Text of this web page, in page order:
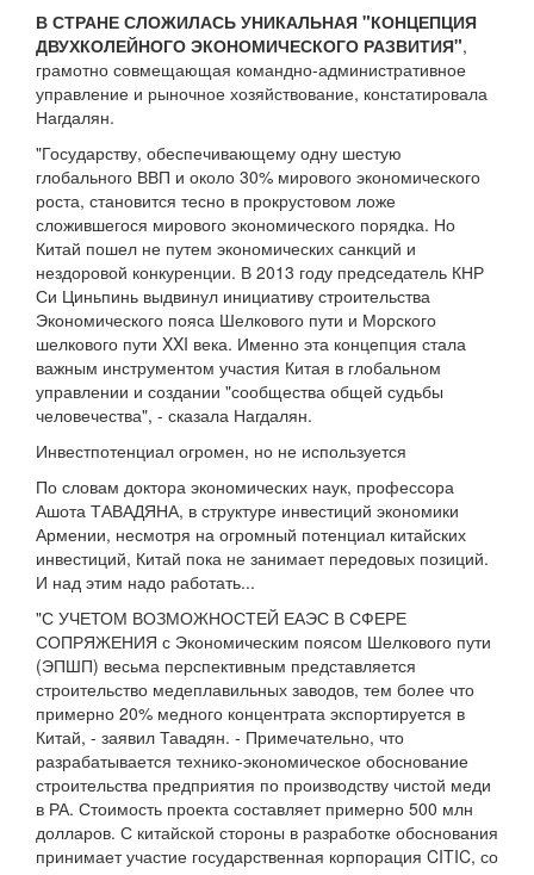
В СТРАНЕ СЛОЖИЛАСЬ УНИКАЛЬНАЯ "КОНЦЕПЦИЯ
ДВУХКОЛЕЙНОГО ЭКОНОМИЧЕСКОГО РАЗВИТИЯ",
грамотно совмещающая командно-административное
управление и рыночное хозяйствование, констатировала
Нагдалян.
"Государству, обеспечивающему одну шестую
глобального ВВП и около 30% мирового экономического
роста, становится тесно в прокрустовом ложе
сложившегося мирового экономического порядка. Но
Китай пошел не путем экономических санкций и
нездоровой конкуренции. В 2013 году председатель КНР
Си Циньпинь выдвинул инициативу строительства
Экономического пояса Шелкового пути и Морского
шелкового пути XXI века. Именно эта концепция стала
важным инструментом участия Китая в глобальном
управлении и создании "сообщества общей судьбы
человечества", - сказала Нагдалян.
Инвестпотенциал огромен, но не используется
По словам доктора экономических наук, профессора
Ашота ТАВАДЯНА, в структуре инвестиций экономики
Армении, несмотря на огромный потенциал китайских
инвестиций, Китай пока не занимает передовых позиций.
И над этим надо работать...
"С УЧЕТОМ ВОЗМОЖНОСТЕЙ ЕАЭС В СФЕРЕ
СОПРЯЖЕНИЯ с Экономическим поясом Шелкового пути
(ЭПШП) весьма перспективным представляется
строительство медеплавильных заводов, тем более что
примерно 20% медного концентрата экспортируется в
Китай, - заявил Тавадян. - Примечательно, что
разрабатывается технико-экономическое обоснование
строительства предприятия по производству чистой меди
в РА. Стоимость проекта составляет примерно 500 млн
долларов. С китайской стороны в разработке обоснования
принимает участие государственная корпорация CITIC, со